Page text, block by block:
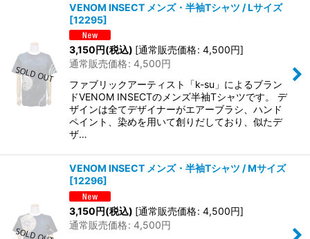
VENOM INSECT メンズ・半袖Tシャツ / Lサイズ
[12295]
3,150円(税込) [通常販売価格: 4,500円]
通常販売価格: 4,500円
ファブリックアーティスト「k-su」によるブラン
ドVENOM INSECTのメンズ半袖Tシャツです。 デ
ザインは全てデザイナーがエアーブラシ、ハンド
ペイント、染めを用いて創りだしており、似たデ
ザ…
VENOM INSECT メンズ・半袖Tシャツ / Mサイズ
[12296]
3,150円(税込) [通常販売価格: 4,500円]
通常販売価格: 4,500円